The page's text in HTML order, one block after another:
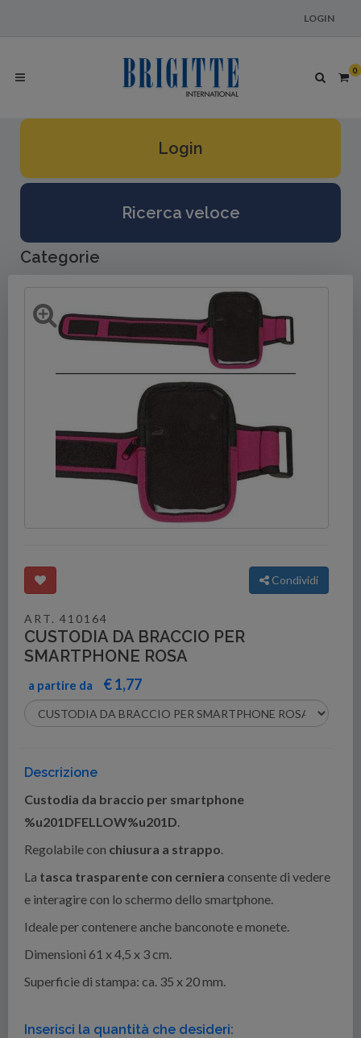
LOGIN
0
Login
Ricerca veloce
Categorie
Condividi
ART. 410164
CUSTODIA DA BRACCIO PER
SMARTPHONE ROSA
a partire da € 1,77
Descrizione
Custodia da braccio per smartphone
%u201DFELLOW%u201D.
Regolabile con chiusura a strappo.
La tasca trasparente con cerniera consente di vedere
e interagire con lo schermo dello smartphone.
Ideale per contenere anche banconote e monete.
Dimensioni 61 x 4,5 x 3 cm.
Superficie di stampa: ca. 35 x 20 mm.
Inserisci la quantità che desideri: